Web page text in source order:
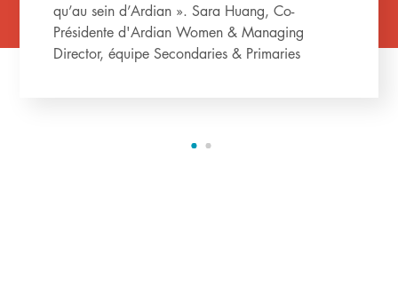
qu’au sein d’Ardian ». Sara Huang, Co-
Présidente d'Ardian Women & Managing
Director, équipe Secondaries & Primaries